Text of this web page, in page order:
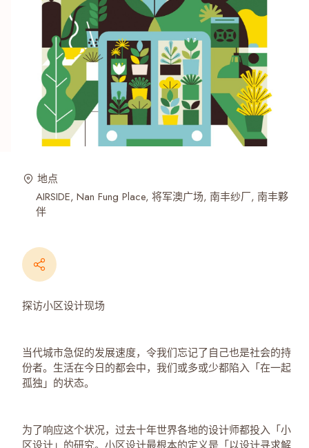
地点
AIRSIDE Nan Fung Place 将军澳广场 南丰纱厂 南丰夥
伴
探访小区设计现场
当代城市急促的发展速度，令我们忘记了自己也是社会的持
份者。生活在今日的都会中，我们或多或少都陷入「在一起
孤独」的状态。
为了响应这个状况，过去十年世界各地的设计师都投入「小